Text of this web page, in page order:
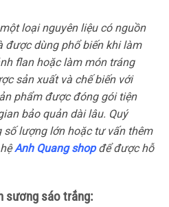
loại nguyên liệu có nguồn
được dùng phổ biến khi làm
flan hoặc làm món tráng
sản xuất và chế biến với
phẩm được đóng gói tiện
bảo quản dài lâu. Quý
số lượng lớn hoặc tư vấn thêm
Anh Quang shopđể được hỗ
sương sáo trắng: